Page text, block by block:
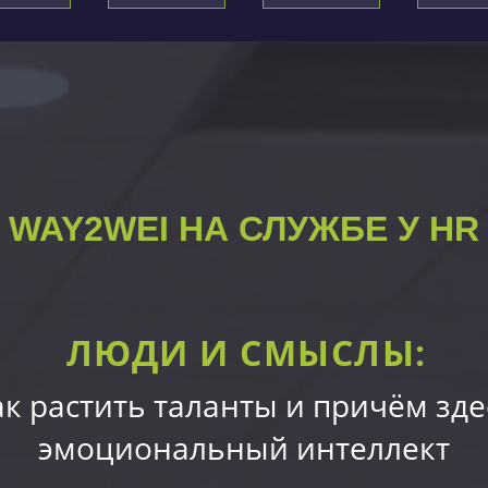
WAY2WEI НА СЛУЖБЕ У HR
ЛЮДИ И СМЫСЛЫ:
растить таланты и причём
эмоциональный интеллект